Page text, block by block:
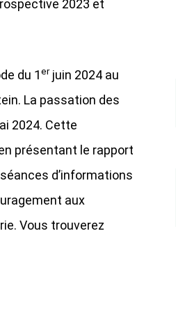
2023 et
du 1erjuin 2024 au
La passation des
2024. Cette
présentant le rapport
d’informations
aux
Vous trouverez